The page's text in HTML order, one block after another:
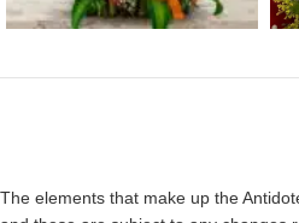
The elements that make up the